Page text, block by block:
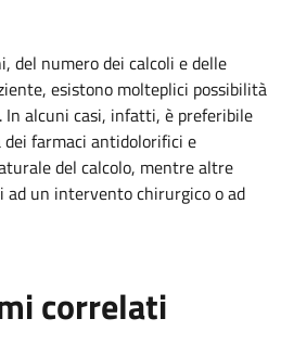
del numero dei calcoli e delle
esistono molteplici possibilità
alcuni casi, infatti, è preferibile
farmaci antidolorifici e
del calcolo, mentre altre
ad un intervento chirurgico o ad
correlati